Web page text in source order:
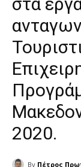
2020.
By Πέτρος